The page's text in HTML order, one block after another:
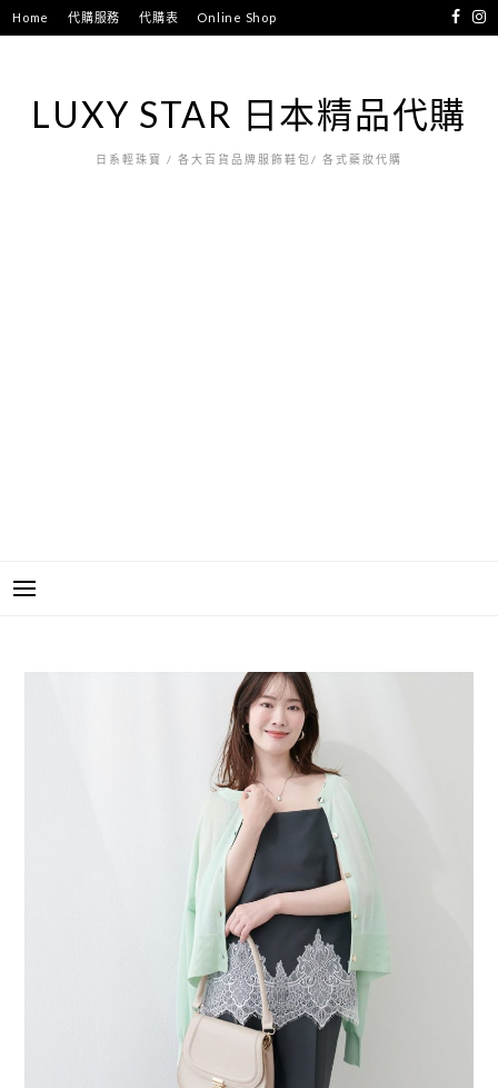
跳
至
Home 代購服務 代購表 Online Shop
LUXY STAR 日本精品代購
日系輕珠寶 / 各大百貨品牌服飾鞋包/ 各式藥妝代購